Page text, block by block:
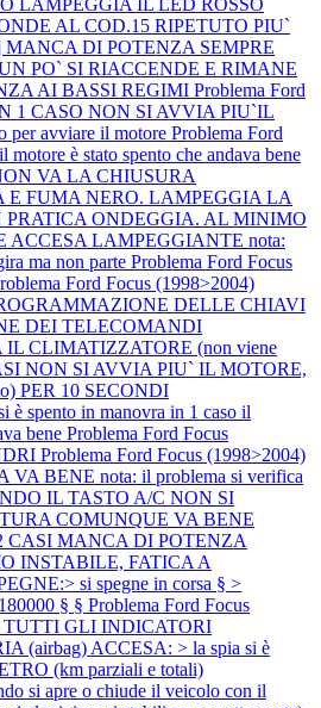
AL COD.15 RIPETUTO PIU`
MANCA DI POTENZA SEMPRE
PO` SI RIACCENDE E RIMANE
AI BASSI REGIMI Problema Ford
1 CASO NON SI AVVIA PIU`IL
per avviare il motore Problema Ford
è stato spento che andava bene
VA LA CHIUSURA
E FUMA NERO. LAMPEGGIA LA
PRATICA ONDEGGIA. AL MINIMO
ACCESA LAMPEGGIANTE nota:
ma non parte Problema Ford Focus
Ford Focus (1998>2004)
DELLE CHIAVI
DEI TELECOMANDI
IL CLIMATIZZATORE (non viene
NON SI AVVIA PIU` IL MOTORE,
PER 10 SECONDI
spento in manovra in 1 caso il
bene Problema Ford Focus
Problema Ford Focus (1998>2004)
BENE nota: il problema si verifica
IL TASTO A/C NON SI
COMUNQUE VA BENE
CASI MANCA DI POTENZA
INSTABILE, FATICA A
si spegne in corsa § >
§ § Problema Ford Focus
TUTTI GLI INDICATORI
(airbag) ACCESA: > la spia si è
(km parziali e totali)
si apre o chiude il veicolo con il